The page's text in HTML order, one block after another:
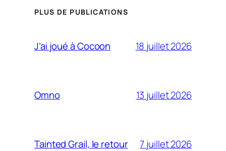
PLUS DE PUBLICATIONS
J’ai joué à Cocoon 18 juillet 2026
Omno 13 juillet 2026
Tainted Grail, le retour 7 juillet 2026